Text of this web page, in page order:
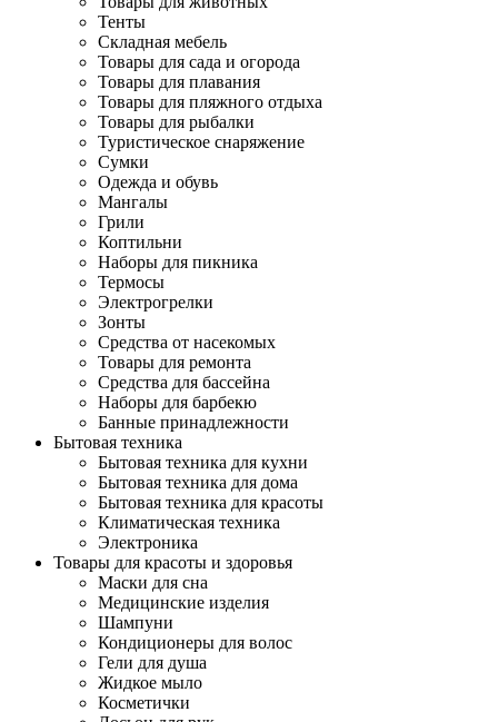
Тенты
Складная мебель
Товары для сада и огорода
Товары для плавания
Товары для пляжного отдыха
Товары для рыбалки
Туристическое снаряжение
Сумки
Одежда и обувь
Мангалы
Грили
Коптильни
Наборы для пикника
Термосы
Электрогрелки
Зонты
Средства от насекомых
Товары для ремонта
Средства для бассейна
Наборы для барбекю
Банные принадлежности
Бытовая техника
Бытовая техника для кухни
Бытовая техника для дома
Бытовая техника для красоты
Климатическая техника
Электроника
Товары для красоты и здоровья
Маски для сна
Медицинские изделия
Шампуни
Кондиционеры для волос
Гели для душа
Жидкое мыло
Косметички